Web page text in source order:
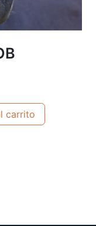
carrito